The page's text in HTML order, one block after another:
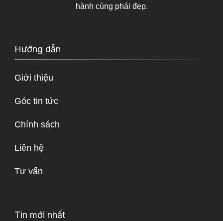
hành cùng phái đẹp.
Hướng dẫn
Giới thiệu
Góc tin tức
Chính sách
Liên hệ
Tư vấn
Tin mới nhất